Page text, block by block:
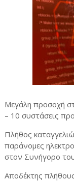
Μεγάλη προσοχή
– 10 συστάσεις
Πλήθος
παράνομες
στον Συνήγορο
Αποδέκτης